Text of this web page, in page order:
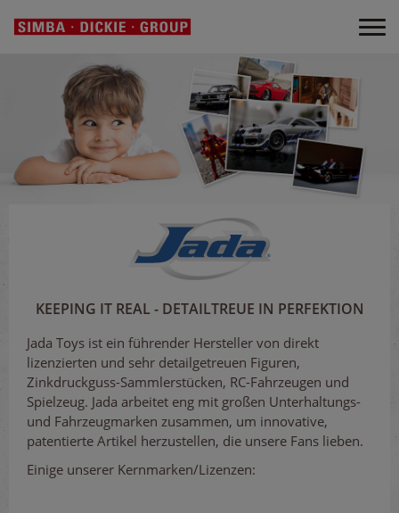
KEEPING IT REAL - DETAILTREUE IN PERFEKTION
Jada Toys ist ein führender Hersteller von direkt
lizenzierten und sehr detailgetreuen Figuren,
Zinkdruckguss-Sammlerstücken, RC-Fahrzeugen und
Spielzeug. Jada arbeitet eng mit großen Unterhaltungs-
und Fahrzeugmarken zusammen, um innovative,
patentierte Artikel herzustellen, die unsere Fans lieben.
Einige unserer Kernmarken/Lizenzen: